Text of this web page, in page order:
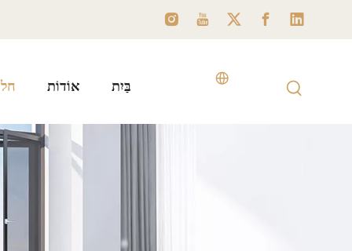
בַּיִת אוֹדוֹת